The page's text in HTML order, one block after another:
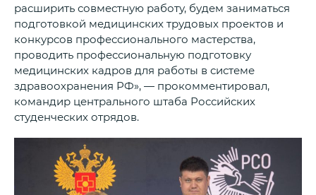
расширить совместную работу, будем заниматься
подготовкой медицинских трудовых проектов и
конкурсов профессионального мастерства,
проводить профессиональную подготовку
медицинских кадров для работы в системе
здравоохранения РФ», — прокомментировал,
командир центрального штаба Российских
студенческих отрядов.